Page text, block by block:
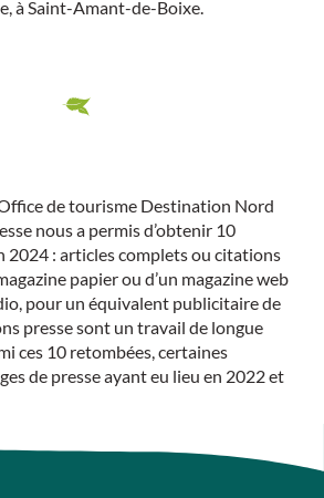
à Saint-Amant-de-Boixe.
de tourisme Destination Nord
nous a permis d’obtenir 10
2024 : articles complets ou citations
papier ou d’un magazine web
pour un équivalent publicitaire de
presse sont un travail de longue
ces 10 retombées, certaines
de presse ayant eu lieu en 2022 et